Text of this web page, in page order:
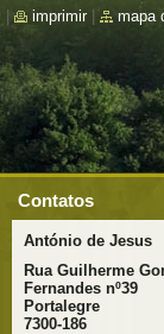
Contatos
António de Jesus
Rua Guilherme
Fernandes nº39
Portalegre
7300-186
imprimir | mapa